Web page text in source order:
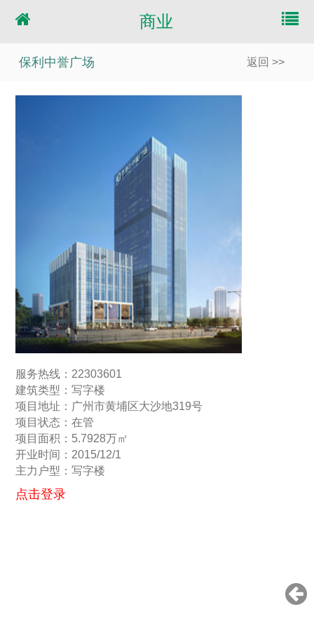
商业
保利中誉广场 返回 >>
服务热线：22303601
建筑类型：写字楼
项目地址：广州市黄埔区大沙地319号
项目状态：在管
项目面积：5.7928万㎡
开业时间：2015/12/1
主力户型：写字楼
点击登录